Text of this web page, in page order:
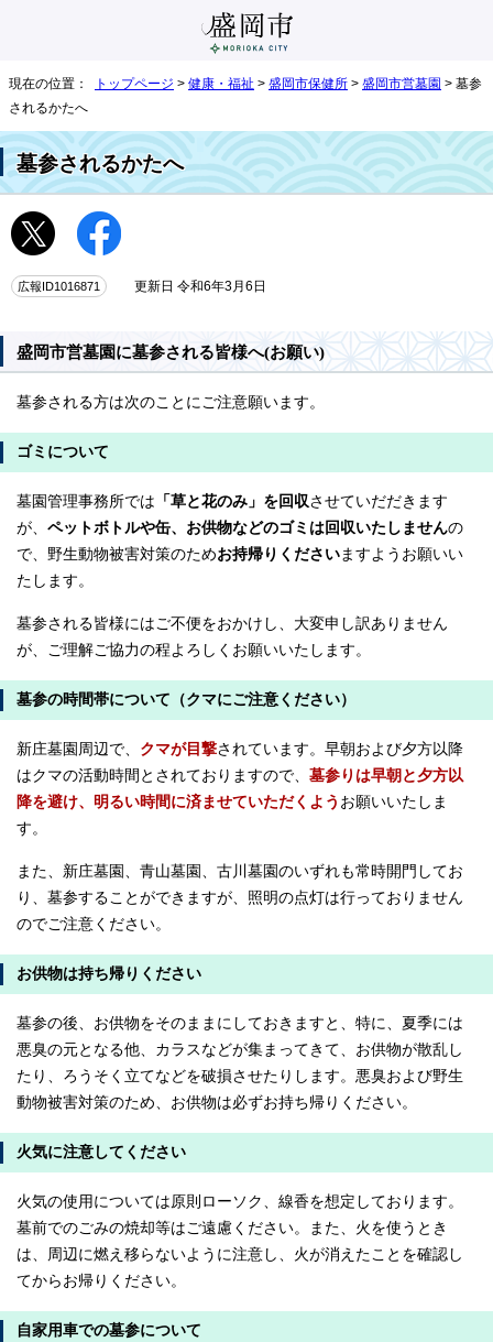
現在の位置： トップページ > 健康・福祉 > 盛岡市保健所 > 盛岡市営墓園 > 墓参
されるかたへ
墓参されるかたへ
広報ID1016871 更新日 令和6年3月6日
盛岡市営墓園に墓参される皆様へ(お願い)
墓参される方は次のことにご注意願います。
ゴミについて
墓園管理事務所では 「草と花のみ」を回収させていだだきます
が、 ペットボトルや缶、お供物などのゴミは回収いたしませんの
で、野生動物被害対策のためお持帰りください ますようお願いい
たします。
墓参される皆様にはご不便をおかけし、大変申し訳ありません
が、ご理解ご協力の程よろしくお願いいたします。
墓参の時間帯について（クマにご注意ください）
新庄墓園周辺で、 クマが目撃されています。早朝および夕方以降
はクマの活動時間とされておりますので、 墓参りは早朝と夕方以
降を避け、明るい時間に済ませていただくよう お願いいたしま
す。
また、新庄墓園、青山墓園、古川墓園のいずれも常時開門してお
り、墓参することができますが、照明の点灯は行っておりません
のでご注意ください。
お供物は持ち帰りください
墓参の後、お供物をそのままにしておきますと、特に、夏季には
悪臭の元となる他、カラスなどが集まってきて、お供物が散乱し
たり、ろうそく立てなどを破損させたりします。悪臭および野生
動物被害対策のため、お供物は必ずお持ち帰りください。
火気に注意してください
火気の使用については原則ローソク、線香を想定しております。
墓前でのごみの焼却等はご遠慮ください。また、火を使うとき
は、周辺に燃え移らないように注意し、火が消えたことを確認し
てからお帰りください。
自家用車での墓参について